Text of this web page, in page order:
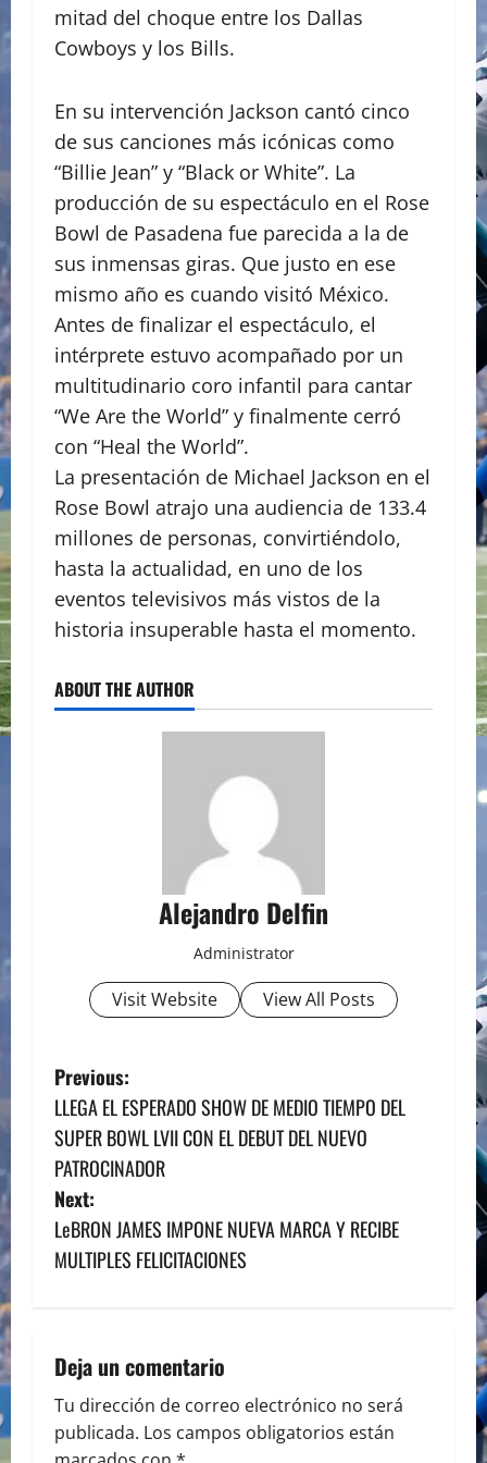
mitad del choque entre los Dallas
Cowboys y los Bills.
En su intervención Jackson cantó cinco
de sus canciones más icónicas como
“Billie Jean” y “Black or White”. La
producción de su espectáculo en el Rose
Bowl de Pasadena fue parecida a la de
sus inmensas giras. Que justo en ese
mismo año es cuando visitó México.
Antes de finalizar el espectáculo, el
intérprete estuvo acompañado por un
multitudinario coro infantil para cantar
“We Are the World” y finalmente cerró
con “Heal the World”.
La presentación de Michael Jackson en el
Rose Bowl atrajo una audiencia de 133.4
millones de personas, convirtiéndolo,
hasta la actualidad, en uno de los
eventos televisivos más vistos de la
historia insuperable hasta el momento.
ABOUT THE AUTHOR
Alejandro Delfin
Administrator
Visit Website View All Posts
P
o
s
t
n
v
i
g
Previous:
LLEGA EL ESPERADO SHOW DE MEDIO TIEMPO DEL
SUPER BOWL LVII CON EL DEBUT DEL NUEVO
PATROCINADOR
Next:
LeBRON JAMES IMPONE NUEVA MARCA Y RECIBE
MULTIPLES FELICITACIONES
Deja un comentario
Tu dirección de correo electrónico no será
publicada. Los campos obligatorios están